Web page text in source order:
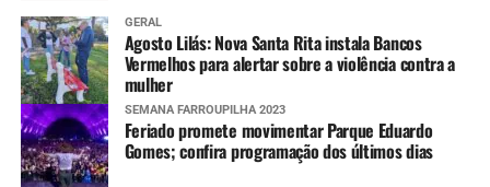
meteorológico podem ser conferidas nos links abaixo.
Pontos de bloqueios parciais e totais nas
rodovias
Situação das barragens
GERAL
Agosto Lilás: Nova Santa Rita instala Bancos
Vermelhos para alertar sobre a violência contra a
mulher
SEMANA FARROUPILHA 2023
Feriado promete movimentar Parque Eduardo
Gomes; confira programação dos últimos dias